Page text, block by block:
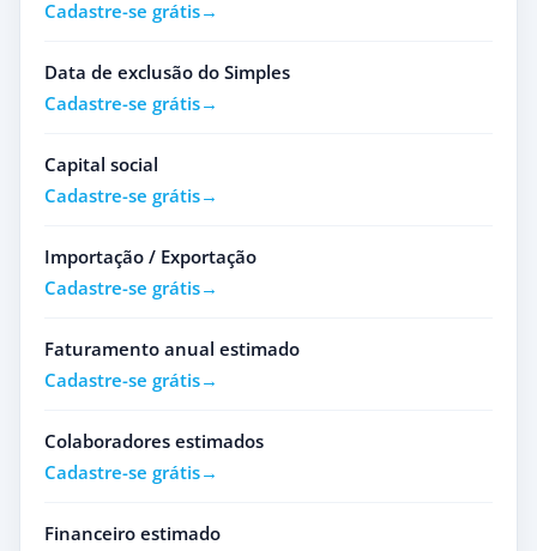
Cadastre-se grátis
Data de exclusão do Simples
Cadastre-se grátis
Capital social
Cadastre-se grátis
Importação / Exportação
Cadastre-se grátis
Faturamento anual estimado
Cadastre-se grátis
Colaboradores estimados
Cadastre-se grátis
Financeiro estimado